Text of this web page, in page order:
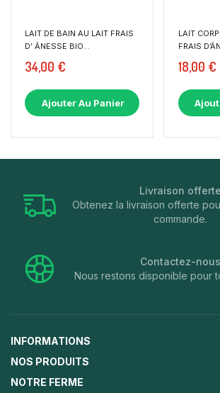
LAIT DE BAIN AU LAIT FRAIS
D’ ÂNESSE BIO...
34,00 €
Ajouter Au Panier
LAIT
FRAIS
18,00 €
Livraison offerte
Obtenez la livraison offerte
commande.
Contactez-nous
Nous restons disponible pour
INFORMATIONS
NOS PRODUITS
NOTRE FERME